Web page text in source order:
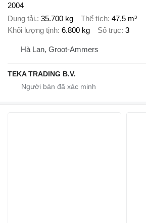
2004
Dung tải. 35.700 kg Thể tích 47,5 m³
Khối lượng tịnh 6.800 kg Số trục 3
Hà Lan, Groot-Ammers
TEKA TRADING B.V.